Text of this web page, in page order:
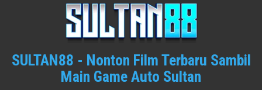
SULTAN88 - Nonton Film Terbaru Sambil
Main Game Auto Sultan